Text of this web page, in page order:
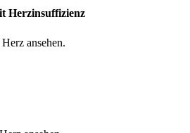
Herzinsuffizienz
ansehen.